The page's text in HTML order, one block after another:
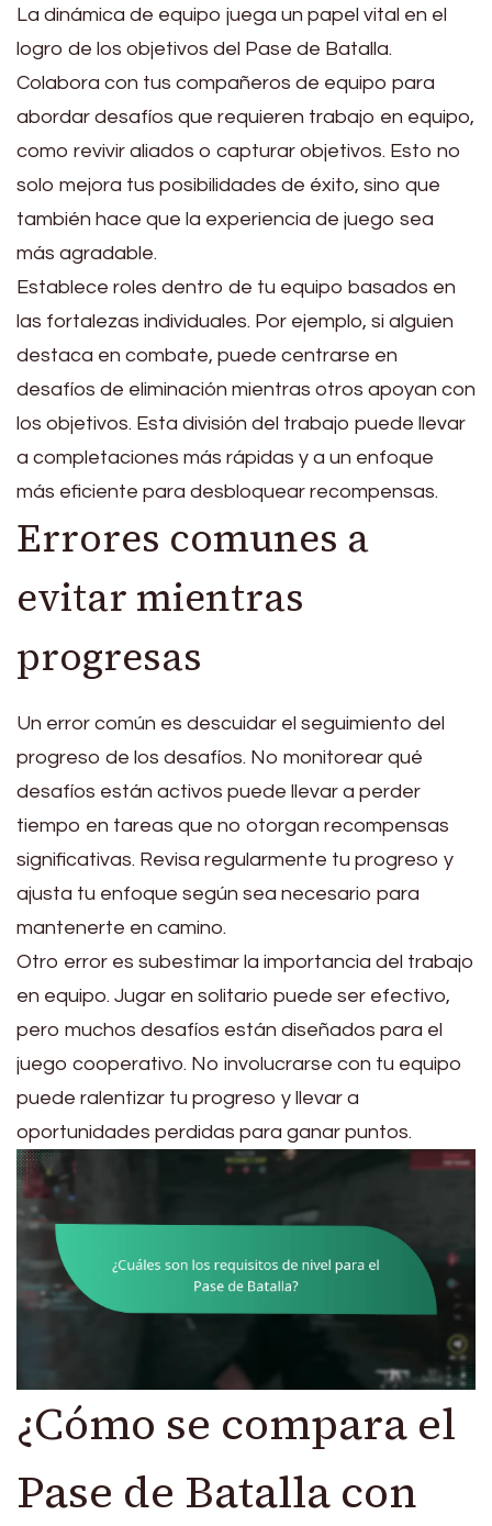
La dinámica de equipo juega un papel vital en el
logro de los objetivos del Pase de Batalla.
Colabora con tus compañeros de equipo para
abordar desafíos que requieren trabajo en equipo,
como revivir aliados o capturar objetivos. Esto no
solo mejora tus posibilidades de éxito, sino que
también hace que la experiencia de juego sea
más agradable.
Establece roles dentro de tu equipo basados en
las fortalezas individuales. Por ejemplo, si alguien
destaca en combate, puede centrarse en
desafíos de eliminación mientras otros apoyan con
los objetivos. Esta división del trabajo puede llevar
a completaciones más rápidas y a un enfoque
más eficiente para desbloquear recompensas.
Errores comunes a
evitar mientras
progresas
Un error común es descuidar el seguimiento del
progreso de los desafíos. No monitorear qué
desafíos están activos puede llevar a perder
tiempo en tareas que no otorgan recompensas
significativas. Revisa regularmente tu progreso y
ajusta tu enfoque según sea necesario para
mantenerte en camino.
Otro error es subestimar la importancia del trabajo
en equipo. Jugar en solitario puede ser efectivo,
pero muchos desafíos están diseñados para el
juego cooperativo. No involucrarse con tu equipo
puede ralentizar tu progreso y llevar a
oportunidades perdidas para ganar puntos.
¿Cómo se compara el
Pase de Batalla con